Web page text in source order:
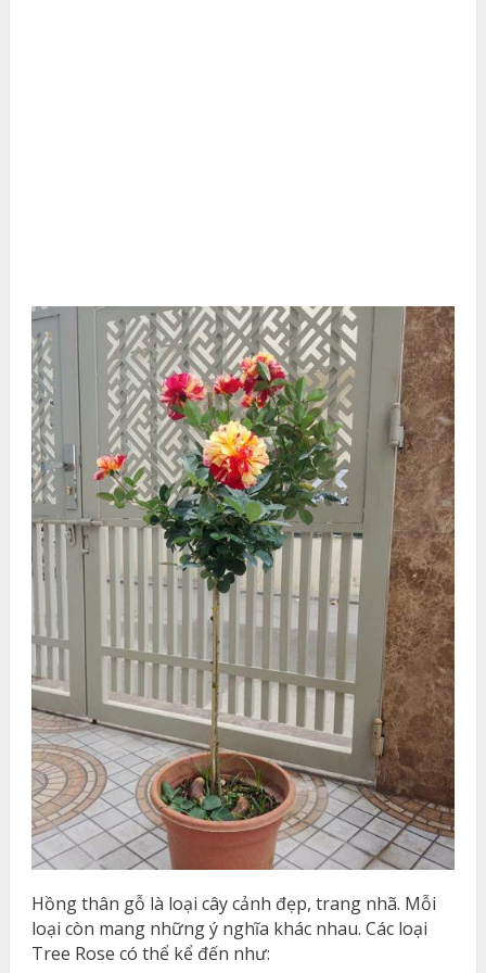
Hồng thân gỗ là loại cây cảnh đẹp, trang nhã. Mỗi
loại còn mang những ý nghĩa khác nhau. Các loại
Tree Rose có thể kể đến như: